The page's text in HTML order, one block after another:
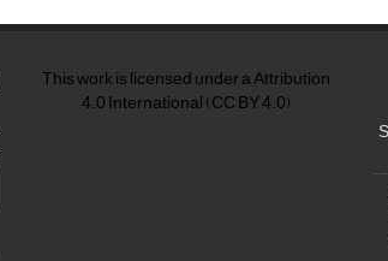
This work is licensed under aAttribution
4.0 International(CC BY 4.0)